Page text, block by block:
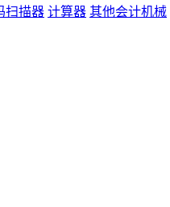
扫描器 计算器 其他会计机械